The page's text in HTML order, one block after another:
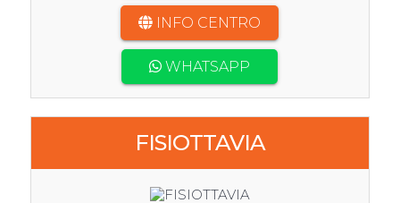
INFO CENTRO
WHATSAPP
FISIOTTAVIA